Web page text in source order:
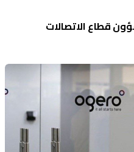
قطاع الاتصالات